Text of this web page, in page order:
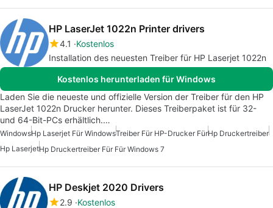
HP LaserJet 1022n Printer drivers
4.1
Kostenlos
Installation des neuesten Treiber für HP Laserjet 1022n
Kostenlos herunterladen für Windows
Laden Sie die neueste und offizielle Version der Treiber für den HP
LaserJet 1022n Drucker herunter. Dieses Treiberpaket ist für 32-
und 64-Bit-PCs erhältlich.…
WindowsHp Laserjet Für WindowsTreiber Für HP-Drucker FürHp Druckertreiber
Hp LaserjetHp Druckertreiber Für Für Windows 7
HP Deskjet 2020 Drivers
2.9 Kostenlos